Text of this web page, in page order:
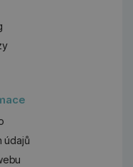
údajů